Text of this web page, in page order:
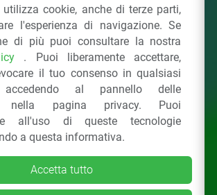
Plastiche da Riciclo
C.F. 97381090154
Vittore 36 20123Milano (MI)
Tel.: 02 43928225.
riservati Privacy Policy &Cookie
utilizza cookie, anche di terze parti,
l'esperienza di navigazione. Se
di più puoi consultare la nostra
. Puoi liberamente accettare,
il tuo consenso in qualsiasi
accedendo al pannello delle
nella pagina privacy. Puoi
all'uso di queste tecnologie
a questa informativa.
Accetta tutto